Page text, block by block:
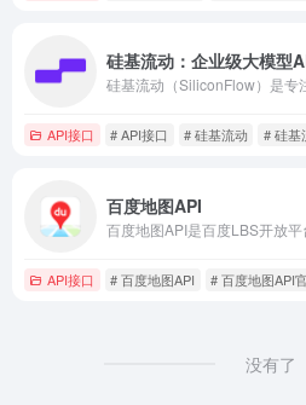
硅基流动：企业级大模型
API接口 # API接口 # 硅基流动 # 硅基
百度地图API
API接口 # 百度地图API # 百度地图API
没有了